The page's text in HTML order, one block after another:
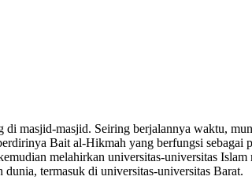
di masjid-masjid. Seiring berjalannya waktu,
Bait al-Hikmah yang berfungsi
melahirkan universitas-universitas
termasuk di universitas-universitas Barat.